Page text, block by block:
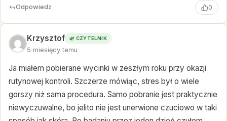
Odpowiedz 0
Krzysztof 🌿 CZYTELNIK
5 miesięcy temu
Ja miałem pobierane wycinki w zeszłym roku przy okazji
rutynowej kontroli. Szczerze mówiąc, stres był o wiele
gorszy niż sama procedura. Samo pobranie jest praktycznie
niewyczuwalne, bo jelito nie jest unerwione czuciowo w taki